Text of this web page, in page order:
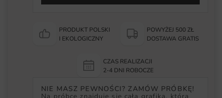
PRODUKT POLSKI
I EKOLOGICZNY
POWYŻEJ 500 ZŁ
DOSTAWA GRATIS
CZAS REALIZACJI
2-4 DNI ROBOCZE
NIE MASZ PEWNOŚCI? ZAMÓW PRÓBKĘ!